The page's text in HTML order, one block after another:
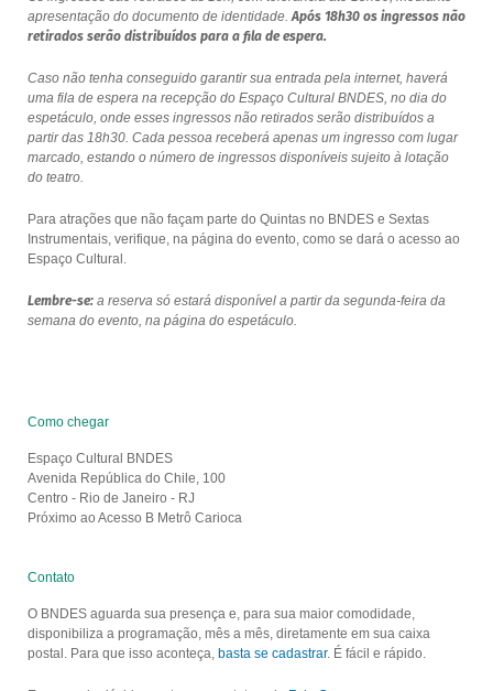
apresentação do documento de identidade.Após 18h30 os ingressos não
retirados serão distribuídos para a fila de espera.
Caso não tenha conseguido garantir sua entrada pela internet, haverá
uma fila de espera na recepção do Espaço Cultural BNDES, no dia do
espetáculo, onde esses ingressos não retirados serão distribuídos a
partir das 18h30. Cada pessoa receberá apenas um ingresso com lugar
marcado, estando o número de ingressos disponíveis sujeito à lotação
do teatro.
Para atrações que não façam parte do Quintas no BNDES e Sextas
Instrumentais, verifique, na página do evento, como se dará o acesso ao
Espaço Cultural.
Lembre-se:a reserva só estará disponível a partir da segunda-feira da
semana do evento, na página do espetáculo.
Como chegar
Espaço Cultural BNDES
Avenida República do Chile, 100
Centro - Rio de Janeiro - RJ
Próximo ao Acesso B Metrô Carioca
Contato
O BNDES aguarda sua presença e, para sua maior comodidade,
disponibiliza a programação, mês a mês, diretamente em sua caixa
postal. Para que isso aconteça, basta se cadastrar. É fácil e rápido.